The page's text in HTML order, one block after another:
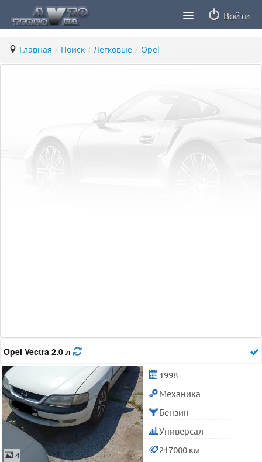
Войти
Статьи
Главная / Поиск / Легковые / Opel
Opel Vectra 2.0 л
4
1998
Механика
Бензин
Универсал
217000 км